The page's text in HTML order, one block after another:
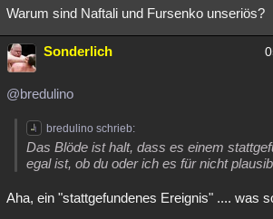
Warum sind Naftali und Fursenko unseriös?
Sonderlich
@bredulino
bredulino schrieb:
Das Blöde ist halt, dass es einem
egal ist, ob du oder ich es für nicht
Aha, ein "stattgefundenes Ereignis" .... was